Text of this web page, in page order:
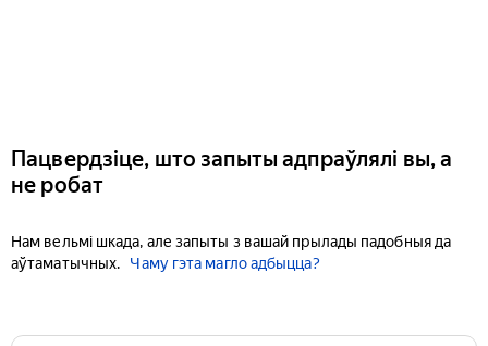
Пацвердзіце, што запыты адпраўлялі вы, а
не робат
Нам вельмі шкада, але запыты з вашай прылады падобныя да
аўтаматычных.
Чаму гэта магло адбыцца?